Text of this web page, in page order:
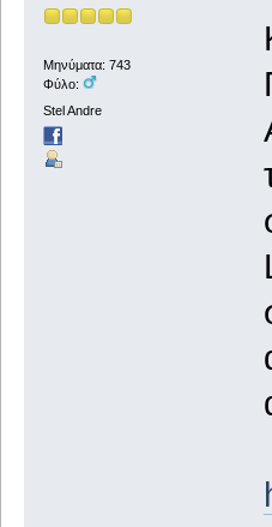
Μηνύματα: 743
Φύλο:
Stel Andre